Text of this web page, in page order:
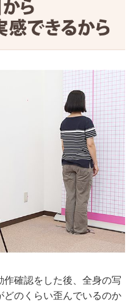
確認をした後、全身の写
どのくらい歪んでいるのか